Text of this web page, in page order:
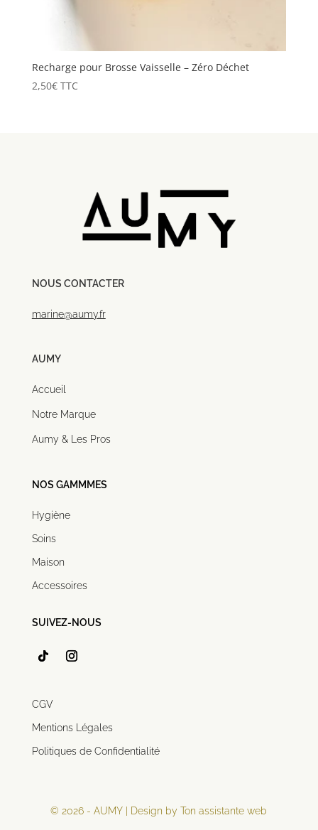
Recharge pour Brosse Vaisselle – Zéro Déchet
2,50€ TTC
NOUS CONTACTER
marine@aumy.fr
AUMY
Accueil
Notre Marque
Aumy & Les Pros
NOS GAMMMES
Hygiène
Soins
Maison
Accessoires
SUIVEZ-NOUS
CGV
Mentions Légales
Politiques de Confidentialité
© 2026 - AUMY | Design by Ton assistante web